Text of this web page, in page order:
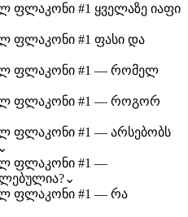
ფლაკონი #1 ყველაზე იაფი
ფლაკონი #1 ფასი და
ფლაკონი #1 — რომელ
ფლაკონი #1 — როგორ
ფლაკონი #1 — არსებობს
⌄
ფლაკონი #1 —
⌄
ფლაკონი #1 — რა